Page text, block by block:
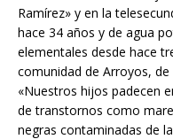
Ramírez» y en la
hace 34 años y de agua
elementales desde hace
comunidad de Arroyos,
«Nuestros hijos padecen
de transtornos como
negras contaminadas de